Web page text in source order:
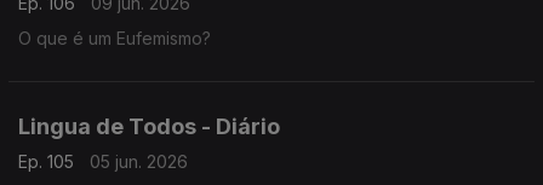
O que é um Eufemismo?
Lingua de Todos - Diário
Ep. 105
05 jun. 2026